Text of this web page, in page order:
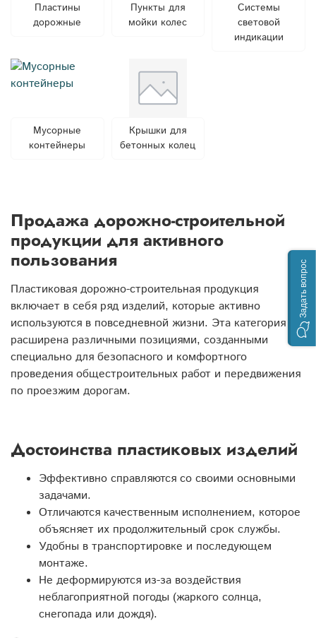
Пластины
дорожные
Пункты для
мойки колес
Системы
световой
индикации
Мусорные
контейнеры
Крышки для
бетонных колец
Продажа дорожно-строительной
продукции для активного
пользования
Пластиковая дорожно-строительная продукция
включает в себя ряд изделий, которые активно
используются в повседневной жизни. Эта категория
расширена различными позициями, созданными
специально для безопасного и комфортного
проведения общестроительных работ и передвижения
по проезжим дорогам.
Достоинства пластиковых изделий
Эффективно справляются со своими основными
задачами.
Отличаются качественным исполнением, которое
объясняет их продолжительный срок службы.
Удобны в транспортировке и последующем
монтаже.
Не деформируются из-за воздействия
неблагоприятной погоды (жаркого солнца,
снегопада или дождя).
Задать вопрос